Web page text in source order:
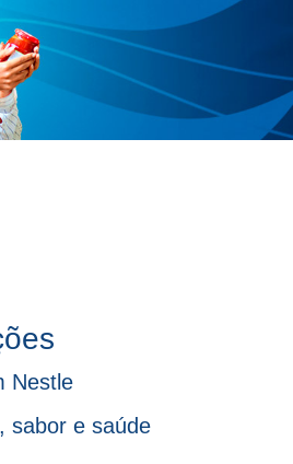
Nestle
sabor e saúde